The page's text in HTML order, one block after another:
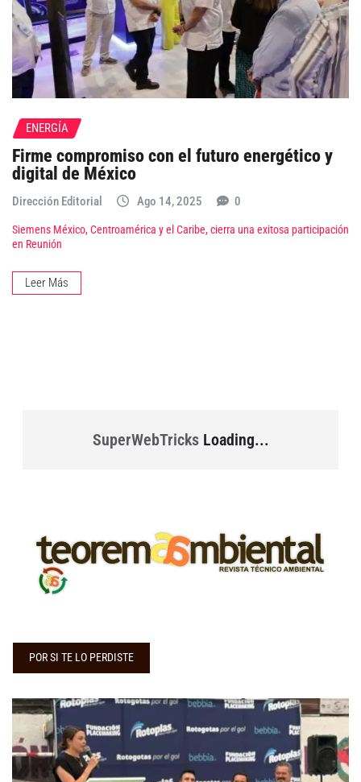
ENERGÍA
Firme compromiso con el futuro energético y
digital de México
Dirección Editorial Ago 14, 2025 0
Siemens México, Centroamérica y el Caribe, cierra una exitosa participación
en Reunión
Leer Más
SuperWebTricksLoading...
POR SI TE LO PERDISTE